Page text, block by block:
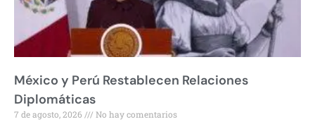
México y Perú Restablecen Relaciones
Diplomáticas
7 de agosto, 2026 No hay comentarios